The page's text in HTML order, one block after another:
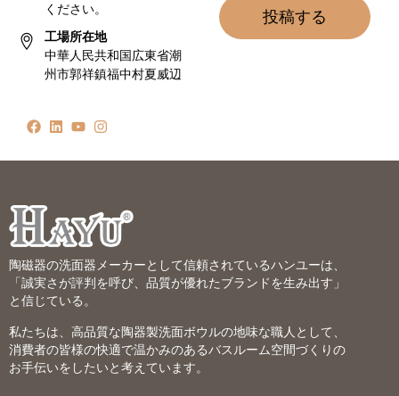
ください。
工場所在地
中華人民共和国広東省潮
州市郭祥鎮福中村夏威辺
投稿する
陶磁器の洗面器メーカーとして信頼されているハンユーは、
「誠実さが評判を呼び、品質が優れたブランドを生み出す」
と信じている。
私たちは、高品質な陶器製洗面ボウルの地味な職人として、
消費者の皆様の快適で温かみのあるバスルーム空間づくりの
お手伝いをしたいと考えています。